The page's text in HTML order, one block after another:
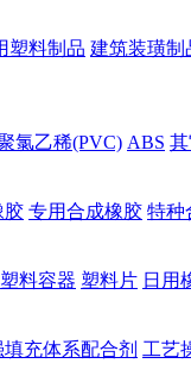
塑料制品 建筑装璜制
氯乙稀(PVC) ABS
胶 专用合成橡胶 特种
塑料容器 塑料片 日用
充体系配合剂 工艺